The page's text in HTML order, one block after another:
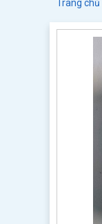
Trang chủ